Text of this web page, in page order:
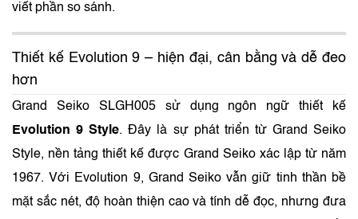
viết phần so sánh.
Thiết kế Evolution 9 – hiện đại, cân bằng và dễ đeo
hơn
Grand Seiko SLGH005 sử dụng ngôn ngữ thiết kế
Evolution 9 Style. Đây là sự phát triển từ Grand Seiko
Style, nền tảng thiết kế được Grand Seiko xác lập từ năm
1967. Với Evolution 9, Grand Seiko vẫn giữ tinh thần bề
mặt sắc nét, độ hoàn thiện cao và tính dễ đọc, nhưng đưa